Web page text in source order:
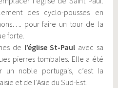
des cyclo-pousses en
pour faire un tour de la
forte.
de l’église St-Paul avec sa
pierres tombales. Elle a été
un noble portugais, c’est la
et de l’Asie du Sud-Est.